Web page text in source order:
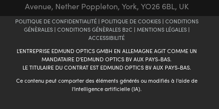
Avenue, Nether Poppleton, York, YO26 6BL, UK
POLITIQUE DE CONFIDENTIALITÉ| POLITIQUE DE COOKIES| CONDITIONS
GÉNÈRALES| CONDITIONS GÉNÈRALES B2C | MENTIONS LÉGALES|
ACCESSIBILITÉ
L'ENTREPRISE EDMUND OPTICS GMBH EN ALLEMAGNE AGIT COMME UN
MANDATAIRE D'EDMUND OPTICS BV AUX PAYS-BAS.
LE TITULAIRE DU CONTRAT EST EDMUND OPTICS BV AUX PAYS-BAS.
Ce contenu peut comporter des éléments générés ou modifiés à l'aide de
l'intelligence artificielle (IA).